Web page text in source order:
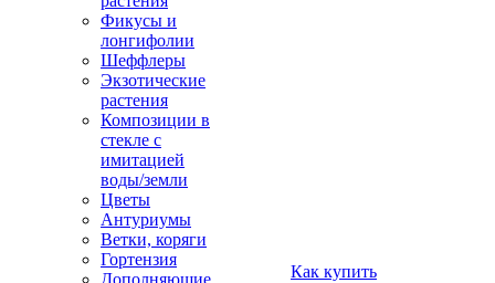
Фикусы и
лонгифолии
Шеффлеры
Экзотические
растения
Композиции в
стекле с
имитацией
воды/земли
Цветы
Антуриумы
Ветки, коряги
Гортензия
Дополняющие
Как купить